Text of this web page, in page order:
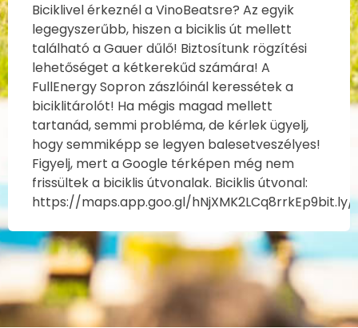
Biciklivel érkeznél a VinoBeatsre? Az egyik
legegyszerűbb, hiszen a biciklis út mellett
található a Gauer dűlő! Biztosítunk rögzítési
lehetőséget a kétkerekűd számára! A
FullEnergy Sopron zászlóinál keressétek a
biciklitárolót! Ha mégis magad mellett
tartanád, semmi probléma, de kérlek ügyelj,
hogy semmiképp se legyen balesetveszélyes!
Figyelj, mert a Google térképen még nem
frissültek a biciklis útvonalak. Biciklis útvonal:
https://maps.app.goo.gl/hNjXMK2LCq8rrkEp9bit.ly/